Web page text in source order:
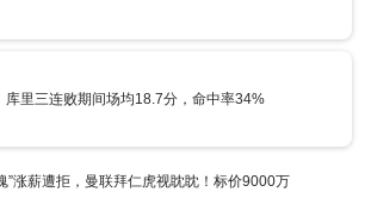
库里三连败期间场均18.7分，命中率34%
”涨薪遭拒，曼联拜仁虎视眈眈！标价9000万